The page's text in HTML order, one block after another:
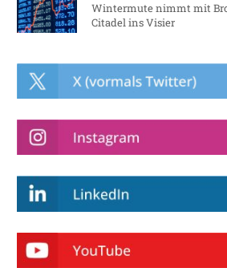
Wintermute nimmt mit
Citadel ins Visier